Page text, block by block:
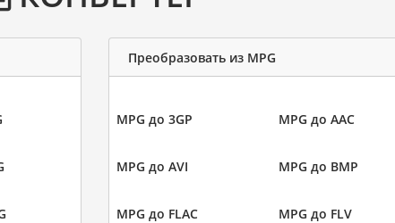
Преобразовать из MPG
MPG до 3GP MPG до AAC
MPG до AVI MPG до BMP
MPG до FLAC MPG до FLV